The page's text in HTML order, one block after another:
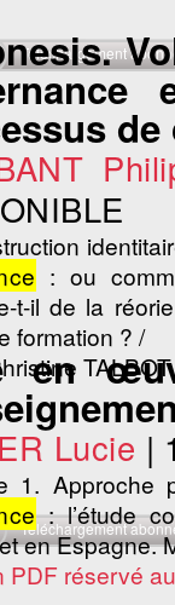
Téléchargement
: ou
t-il de la
formation ? /
Téléchargement
en
Lucie |
1. Approche
: l’étude
en Espagne.
PDF réservé